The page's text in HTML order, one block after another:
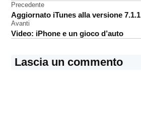
Navigazione
articoli
Precedente
Aggiornato iTunes alla versione 7.1.1
Avanti
Video: iPhone e un gioco d’auto
Lascia un commento